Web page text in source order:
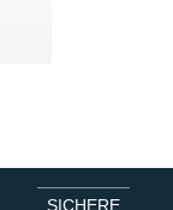
SICHERE